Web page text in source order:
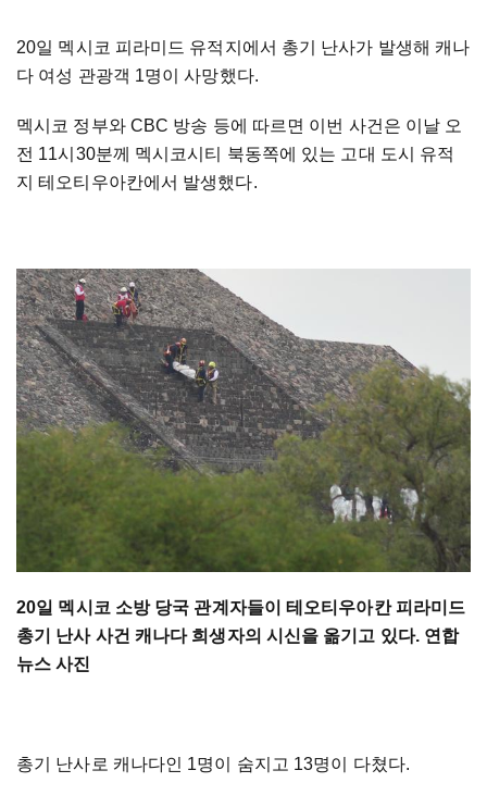
20일 멕시코 피라미드 유적지에서 총기 난사가 발생해 캐나
다 여성 관광객 1명이 사망했다.
멕시코 정부와 CBC 방송 등에 따르면 이번 사건은 이날 오
전 11시30분께 멕시코시티 북동쪽에 있는 고대 도시 유적
지 테오티우아칸에서 발생했다.
20일 멕시코 소방 당국 관계자들이 테오티우아칸 피라미드
총기 난사 사건 캐나다 희생자의 시신을 옮기고 있다. 연합
뉴스 사진
총기 난사로 캐나다인 1명이 숨지고 13명이 다쳤다.